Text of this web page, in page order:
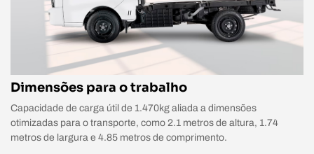
Dimensões para o trabalho
Capacidade de carga útil de 1.470kg aliada a dimensões
otimizadas para o transporte, como 2.1 metros de altura, 1.74
metros de largura e 4.85 metros de comprimento.